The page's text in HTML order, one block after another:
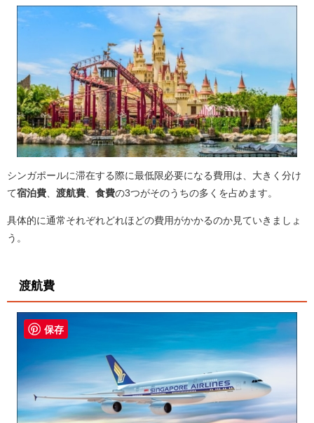
シンガポールに滞在する際に最低限必要になる費用は、大きく分け
て宿泊費 渡航費 食費の3つがそのうちの多くを占めます。
具体的に通常それぞれどれほどの費用がかかるのか見ていきましょ
う。
渡航費
保存